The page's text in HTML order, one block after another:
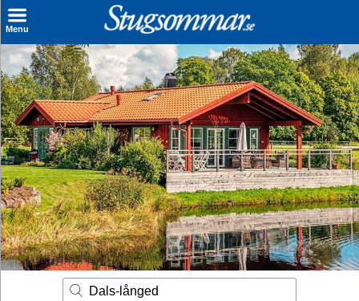
Menu
Sök stuga
Sista Minuten
Genvägar
Inspiration
Kontakt
Husägare
Se hur mycket du kan tjäna
Dals-långed